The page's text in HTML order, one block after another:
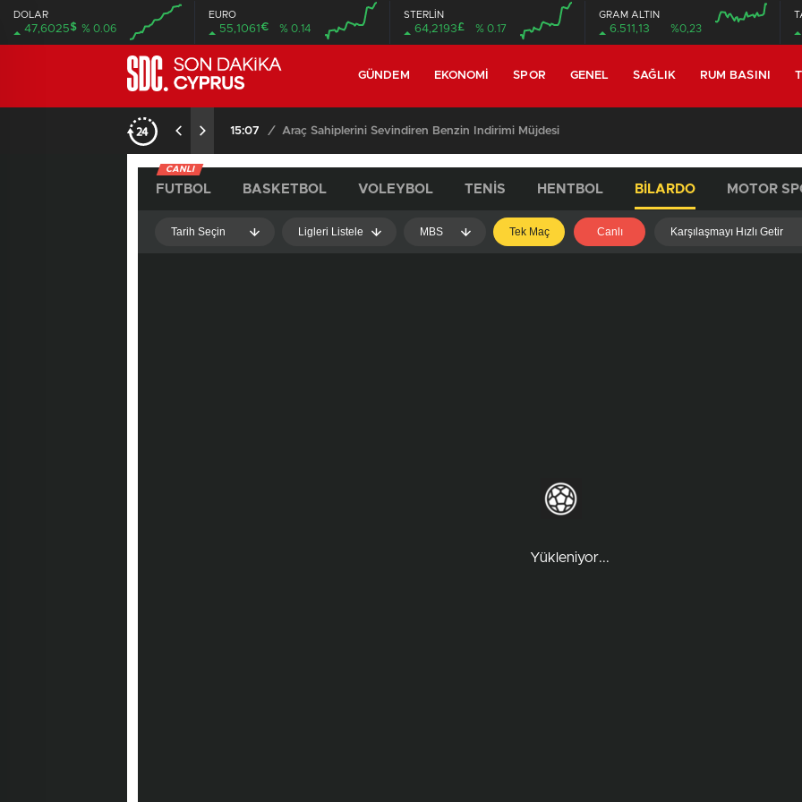
DOLAR
47,6025$ % 0.06
EURO
55,1061€ % 0.14
STERLİN
64,2193£ % 0.17
GRAM ALTIN
6.511,13 %0,23
GÜNDEM EKONOMI SPOR GENEL SAĞLIK RUM BASINI
15:07 / Araç Sahiplerini Sevindiren Benzin İndirimi Müjdesi
CANLI
FUTBOL BASKETBOL VOLEYBOL TENIS HENTBOL BILARDO MOTOR
Tarih Seçin Ligleri Listele MBS Tek Maç Canlı
Yükleniyor...